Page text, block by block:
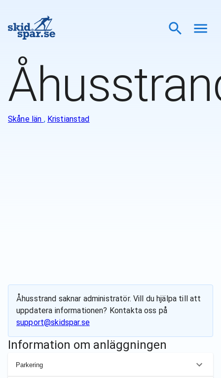
Skåne län , Kristianstad
Åhusstrand saknar administratör. Vill du hjälpa till att
uppdatera informationen? Kontakta oss på
support@skidspar.se
Information om anläggningen
Parkering